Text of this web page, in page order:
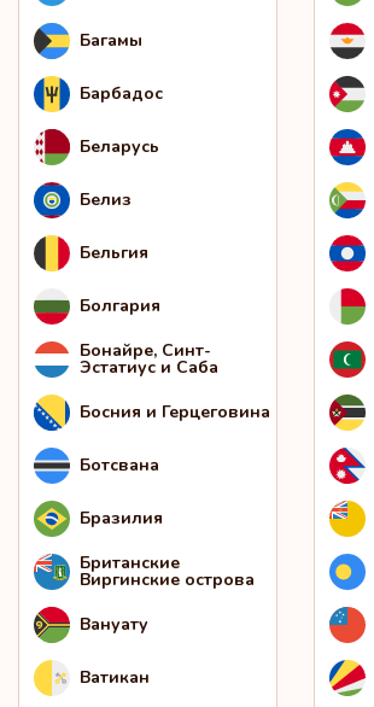
Багамы
Барбадос
Беларусь
Белиз
Бельгия
Болгария
Бонайре, Синт-
Эстатиус и Саба
Босния и Герцеговина
Ботсвана
Бразилия
Британские
Виргинские острова
Вануату
Ватикан